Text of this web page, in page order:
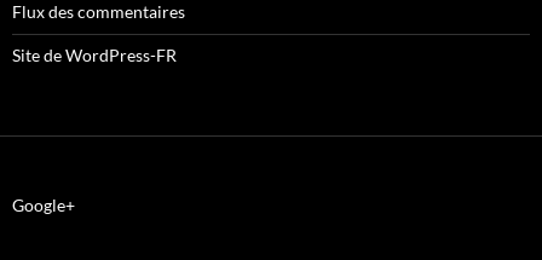
Flux des commentaires
Site de WordPress-FR
Google+